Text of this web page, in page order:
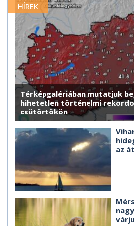
HÍREK
Térképgalériában mutatjuk
hihetetlen történelmi
csütörtökön
az